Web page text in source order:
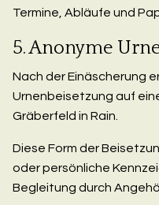
Termine, Abläufe und
5. Anonyme
Nach der Einäscherung
Urnenbeisetzung auf
Gräberfeld in Rain.
Diese Form der
oder persönliche
Begleitung durch